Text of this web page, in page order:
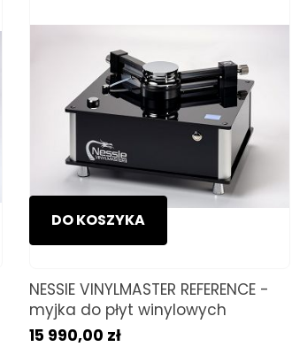
DO KOSZYKA
NESSIE VINYLMASTER REFERENCE -
myjka do płyt winylowych
15 990,00 zł